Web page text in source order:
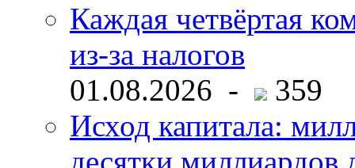
Каждая четвёртая
из-за налогов
01.08.2026 -
359
Исход капитала:
десятки миллиардов